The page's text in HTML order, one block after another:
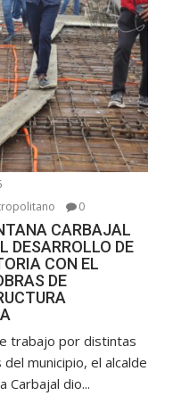
0
CARBAJAL
DESARROLLO DE
CON EL
DE
trabajo por distintas
municipio, el alcalde
Carbajal dio...